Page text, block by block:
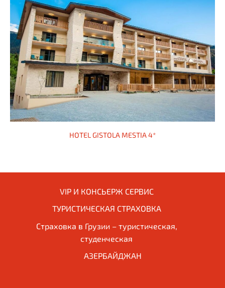
HOTEL GISTOLA MESTIA 4*
VIP И КОНСЬЕРЖ СЕРВИС
ТУРИСТИЧЕСКАЯ СТРАХОВКА
Страховка в Грузии – туристическая,
студенческая
АЗЕРБАЙДЖАН